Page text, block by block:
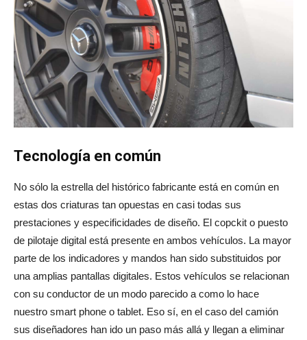
Tecnología en común
No sólo la estrella del histórico fabricante está en común en
estas dos criaturas tan opuestas en casi todas sus
prestaciones y especificidades de diseño. El copckit o puesto
de pilotaje digital está presente en ambos vehículos. La mayor
parte de los indicadores y mandos han sido substituidos por
una amplias pantallas digitales. Estos vehículos se relacionan
con su conductor de un modo parecido a como lo hace
nuestro smart phone o tablet. Eso sí, en el caso del camión
sus diseñadores han ido un paso más allá y llegan a eliminar